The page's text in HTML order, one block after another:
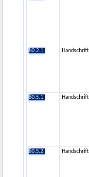
80.2.1.
Handschrift
80.5.1.
Handschrift
80.5.2.
Handschrift